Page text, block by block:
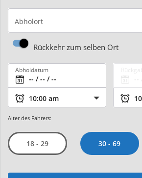
Abholort
Rückkehr zum selben Ort
Abholdatum
Alter des Fahrers:
18 - 29 30 - 69